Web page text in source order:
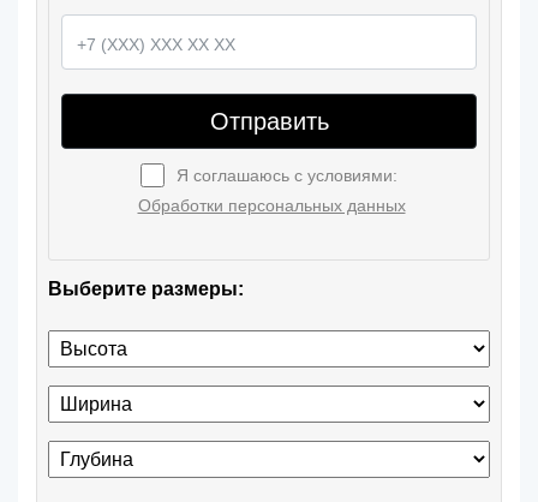
Отправить
Я соглашаюсь с условиями:
Обработки персональных данных
Выберите размеры: